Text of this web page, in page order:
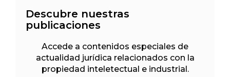
Descubre nuestras
publicaciones
Accede a contenidos especiales de
actualidad jurídica relacionados con la
propiedad inteletectual e industrial.